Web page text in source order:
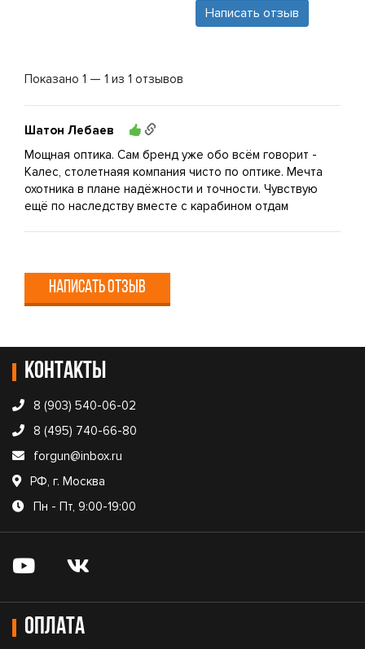
Написать отзыв
Показано 1 — 1 из 1 отзывов
Шатон Лебаев
Мощная оптика. Сам бренд уже обо всём говорит -
Калес, столетнаяя компания чисто по оптике. Мечта
охотника в плане надёжности и точности. Чувствую
ещё по наследству вместе с карабином отдам
НАПИСАТЬ ОТЗЫВ
Контакты
8 (903) 540-06-02
8 (495) 740-66-80
forgun@inbox.ru
РФ, г. Москва
Пн - Пт, 9:00-19:00
Оплата